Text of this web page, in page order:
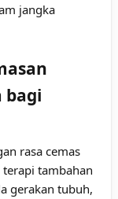
jangka
bagi
rasa cemas
tambahan
gerakan tubuh,